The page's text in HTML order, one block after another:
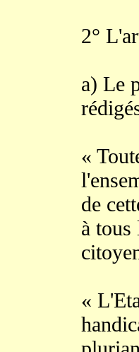
2°
a) Le
«
de
à tous
«